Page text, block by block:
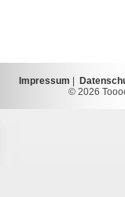
Impressum
© 2026